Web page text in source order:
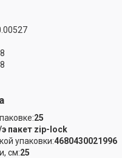
25
э пакет zip-lock
упаковки:4680430021996
см:25